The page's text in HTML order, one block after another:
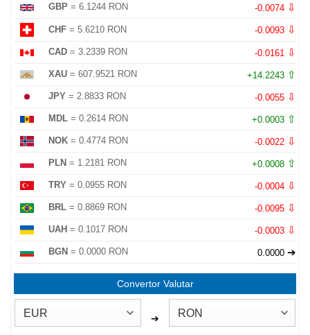
GBP = 6.1244 RON -0.0074 ⇩
CHF = 5.6210 RON -0.0093 ⇩
CAD = 3.2339 RON -0.0161 ⇩
XAU = 607.9521 RON +14.2243 ⇧
JPY = 2.8833 RON -0.0055 ⇩
MDL = 0.2614 RON +0.0003 ⇧
NOK = 0.4774 RON -0.0022 ⇩
PLN = 1.2181 RON +0.0008 ⇧
TRY = 0.0955 RON -0.0004 ⇩
BRL = 0.8869 RON -0.0095 ⇩
UAH = 0.1017 RON -0.0003 ⇩
BGN = 0.0000 RON 0.0000 ➔
Convertor Valutar
➔